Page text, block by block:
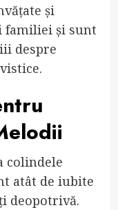
și
și sunt
despre
colindele
atât de iubite
deopotrivă.